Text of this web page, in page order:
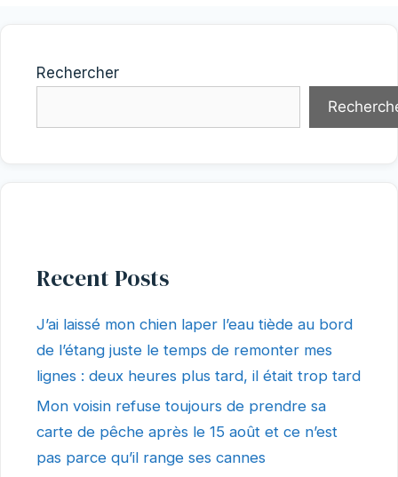
Rechercher
Recent Posts
J’ai laissé mon chien laper l’eau tiède au bord
de l’étang juste le temps de remonter mes
lignes : deux heures plus tard, il était trop tard
Mon voisin refuse toujours de prendre sa
carte de pêche après le 15 août et ce n’est
pas parce qu’il range ses cannes